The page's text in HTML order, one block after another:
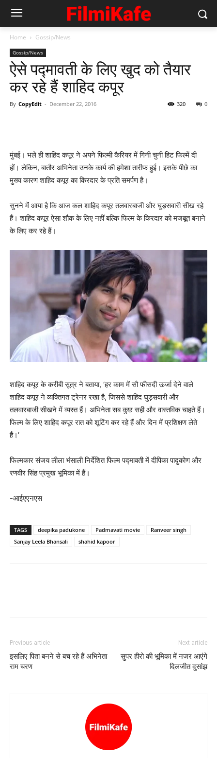
Home Gossip/News
Gossip/News
ऐसे पद्मावती के लिए खुद को तैयार
कर रहे हैं शाहिद कपूर
By CopyEdit - December 22, 2016 0
320
मुंबई। भले ही शाहिद कपूर ने अपने फिल्‍मी कैरियर में गिनी चुनी हिट फिल्‍में दी
हों। लेकिन, बातौर अभिनेता उनके कार्य की हमेशा तारीफ हुई। इसके पीछे का
मुख्‍य कारण शाहिद कपूर का किरदार के प्रति समर्पण है।
सुनने में आया है कि आज कल शाहिद कपूर तलवारबाजी और घुड़सवारी सीख रहे
हैं। शाहिद कपूर ऐसा शौक के लिए नहीं बल्‍कि फिल्‍म के किरदार को मजबूत बनाने
के लिए कर रहे हैं।
शाहिद कपूर के करीबी सूत्र ने बताया, ‘हर काम में सौ फीसदी ऊर्जा देने वाले
शाहिद कपूर ने व्यक्तिगत ट्रेनर रखा है, जिससे शाहिद घुड़सवारी और
तलवारबाजी सीखने में व्यस्त हैं। अभिनेता सब कुछ सही और वास्तविक चाहते हैं।
फिल्म के लिए शाहिद कपूर रात को शूटिंग कर रहे हैं और दिन में प्रशिक्षण लेते
हैं।’
फिल्‍मकार संजय लीला भंसाली निर्देशित फिल्म पद्मावती में दीपिका पादुकोण और
रणवीर सिंह प्रमुख भूमिका में हैं।
-आईएएनएस
TAGS deepika padukone Padmavati movie
Ranveer singh
Sanjay Leela Bhansali
shahid kapoor
Previous article
इसलिए पिता बनने से बच रहे हैं अभिनेता
राम चरण
Next article
सुपर हीरो की भूमिका में नजर आएंगे
दिलजीत दुसांझ